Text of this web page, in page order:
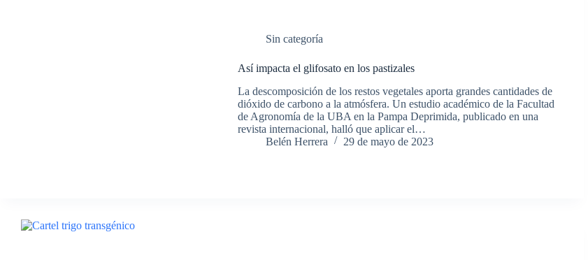
Sin categoría
Así impacta el glifosato en los pastizales
La descomposición de los restos vegetales aporta grandes cantidades de
dióxido de carbono a la atmósfera. Un estudio académico de la Facultad
de Agronomía de la UBA en la Pampa Deprimida, publicado en una
revista internacional, halló que aplicar el…
Belén Herrera
29 de mayo de 2023